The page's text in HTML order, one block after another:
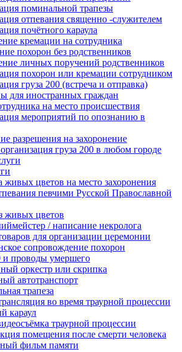
поминальной трапезы
отпевания священно -служителем
почётного караула
кремации на сотрудника
похорон без родственников
личных поручений родственников
похорон или кремации сотрудником
груза 200 (встреча и отправка)
для иностранных граждан
на место происшествия
мероприятий по опознанию в
разрешения на захоронение
груза 200 в любом городе
живых цветов на место захоронения
певчими Русской Православной
живых цветов
/ написание некролога
для организации церемонии
сопровождение похорон
и проводы умершего
оркестр или скрипка
автотранспорт
трапеза
во время траурной процессии
караул
траурной процессии
помещения после смерти человека
фильм памяти